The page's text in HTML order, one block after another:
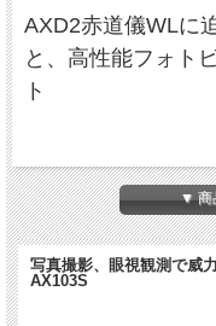
AXD2赤道儀WLに
と、高性能フォト
ト
※この品物はお取り寄せ品です
▼ 商
写真撮影、眼視観測で威
AX103S